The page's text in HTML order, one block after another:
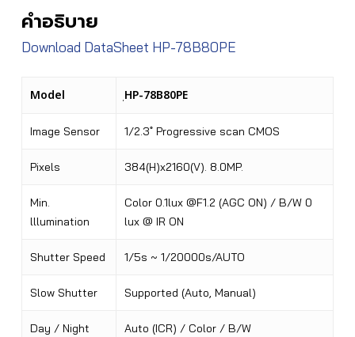
คำอธิบาย
Download DataSheet HP-78B80PE
Model HP-78B80PE
Image Sensor 1/2.3 ํ Progressive scan CMOS
Pixels 384(H)x2160(V). 8.0MP.
Min.
lllumination
Color 0.1lux @F1.2 (AGC ON) / B/W 0
lux @ IR ON
Shutter Speed 1/5s ~ 1/20000s/AUTO
Slow Shutter Supported (Auto, Manual)
Day / Night Auto (ICR) / Color / B/W